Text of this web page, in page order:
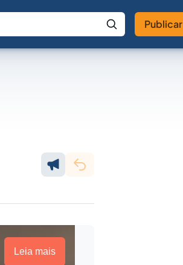
a IA Buscar no Jus
Publicar
Leia mais